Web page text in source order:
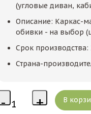
(угловые диван,
Описание: Каркас-
обивки - на выбор
Срок производства:
Страна-